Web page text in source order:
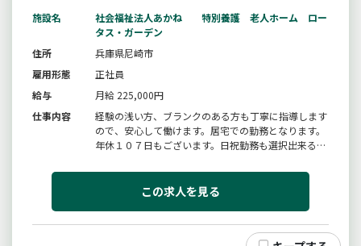
施設名
社会福祉法人あかね 特別養護 老人ホーム ロー
タス・ガーデン
住所
兵庫県尼崎市
雇用形態
正社員
給与
月給 225,000円
仕事内容
経験の浅い方、ブランクのある方も丁寧に指導します
ので、安心して働けます。居宅での勤務となります。
年休１０７日もございます。日祝勤務も選択出来るの
す。入職後に働き方の変更ＯＫ！！詳細は特記事項を
ご覧ください。施設内に託児所があるので、小さなお
この求人を見る